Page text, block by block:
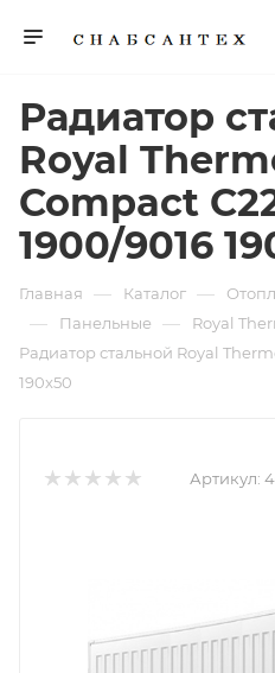
Радиатор
Royal
Compact
1900/9016
Главная — Каталог —
— Панельные — Royal
Радиатор стальной Royal
190x50
Артикул: